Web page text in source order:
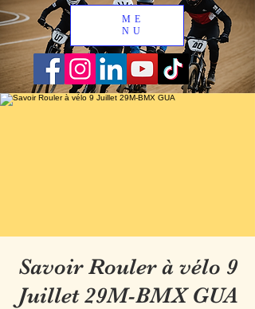
ME
NU
Savoir Rouler à vélo 9
Juillet 29M-BMX GUA